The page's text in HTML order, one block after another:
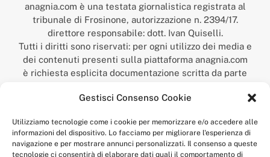
Gestisci Consenso Cookie
Utilizziamo tecnologie come i cookie per memorizzare e/o accedere alle
informazioni del dispositivo. Lo facciamo per migliorare l'esperienza di
navigazione e per mostrare annunci personalizzati. Il consenso a queste
tecnologie ci consentirà di elaborare dati quali il comportamento di
anagnia.com è una testata giornalistica registrata al
tribunale di Frosinone, autorizzazione n. 2394/17.
direttore responsabile: dott. Ivan Quiselli.
Tutti i diritti sono riservati: per ogni utilizzo dei media e
dei contenuti presenti sulla piattaforma anagnia.com
è richiesta esplicita documentazione scritta da parte
“Anagnia” è un marchio registrato presso l’Ufficio Italiano
Economico,
num. registrazione: 302017000014044 del 9 febbraio 2017.
Per contatti:redazione@anagnia.com